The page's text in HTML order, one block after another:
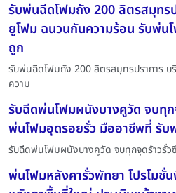
รับพ่นฉีดโฟมถัง 200 ลิตรสมุทร
ยูโฟม ฉนวนกันความร้อน รับพ่น
ถูก
รับพ่นฉีดโฟมถัง 200 ลิตรสมุทรปราการ
ความ
รับฉีดพ่นโฟมผนังบางคูวัด จบทุก
พ่นโฟมอุดรอยรั่ว มืออาชีพที่ รั
รับฉีดพ่นโฟมผนังบางคูวัด จบทุกจุดร้าวรั่
พ่นโฟมหลังคารั่วพัทยา โปรโมชั่